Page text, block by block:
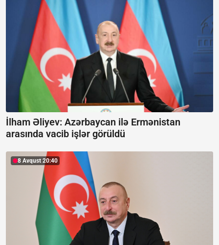
İlham Əliyev: Azərbaycan ilə Ermənistan
arasında vacib işlər görüldü
8 Avqust 20:40